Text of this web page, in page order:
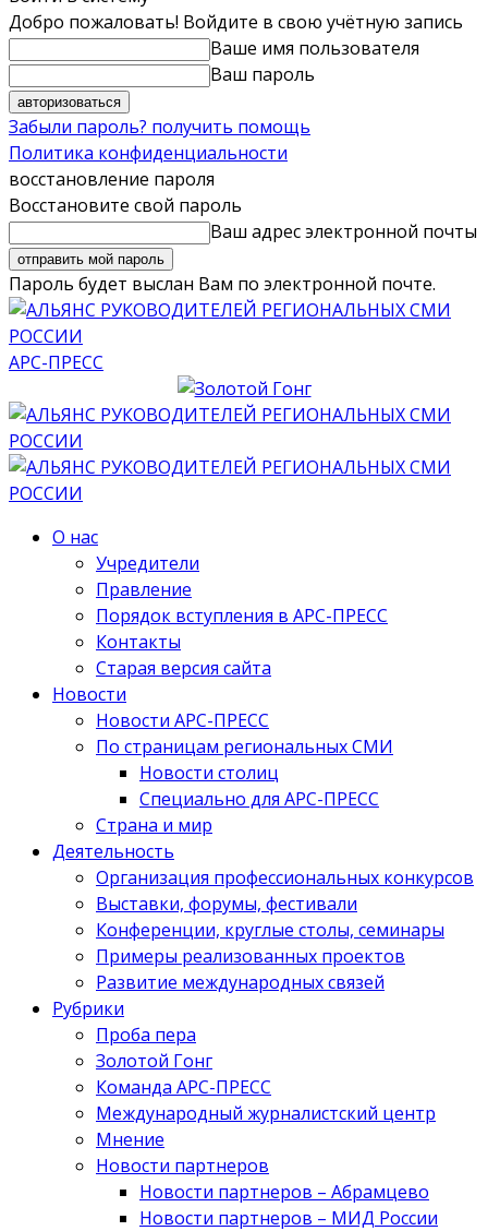
Добро пожаловать! Войдите в свою учётную запись
Ваше имя пользователя
Ваш пароль
Забыли пароль? получить помощь
Политика конфиденциальности
восстановление пароля
Восстановите свой пароль
Ваш адрес электронной почты
Пароль будет выслан Вам по электронной почте.
АРС-ПРЕСС
О нас
Учредители
Правление
Порядок вступления в АРС-ПРЕСС
Контакты
Старая версия сайта
Новости
Новости АРС-ПРЕСС
По страницам региональных СМИ
Новости столиц
Специально для АРС-ПРЕСС
Страна и мир
Деятельность
Организация профессиональных конкурсов
Выставки, форумы, фестивали
Конференции, круглые столы, семинары
Примеры реализованных проектов
Развитие международных связей
Рубрики
Проба пера
Золотой Гонг
Команда АРС-ПРЕСС
Международный журналистский центр
Мнение
Новости партнеров
Новости партнеров – Абрамцево
Новости партнеров – МИД России